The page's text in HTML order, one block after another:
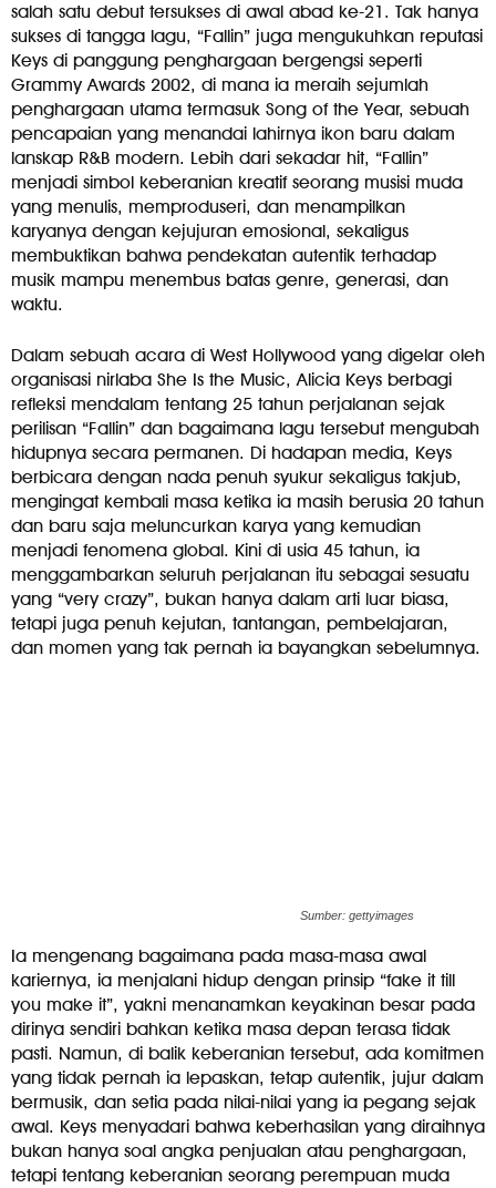
salah satu debut tersukses di awal abad ke-21. Tak hanya
sukses di tangga lagu, “Fallin” juga mengukuhkan reputasi
Keys di panggung penghargaan bergengsi seperti
Grammy Awards 2002, di mana ia meraih sejumlah
penghargaan utama termasuk Song of the Year, sebuah
pencapaian yang menandai lahirnya ikon baru dalam
lanskap R&B modern. Lebih dari sekadar hit, “Fallin”
menjadi simbol keberanian kreatif seorang musisi muda
yang menulis, memproduseri, dan menampilkan
karyanya dengan kejujuran emosional, sekaligus
membuktikan bahwa pendekatan autentik terhadap
musik mampu menembus batas genre, generasi, dan
waktu.
Dalam sebuah acara di West Hollywood yang digelar oleh
organisasi nirlaba She Is the Music, Alicia Keys berbagi
refleksi mendalam tentang 25 tahun perjalanan sejak
perilisan “Fallin” dan bagaimana lagu tersebut mengubah
hidupnya secara permanen. Di hadapan media, Keys
berbicara dengan nada penuh syukur sekaligus takjub,
mengingat kembali masa ketika ia masih berusia 20 tahun
dan baru saja meluncurkan karya yang kemudian
menjadi fenomena global. Kini di usia 45 tahun, ia
menggambarkan seluruh perjalanan itu sebagai sesuatu
yang “very crazy”, bukan hanya dalam arti luar biasa,
tetapi juga penuh kejutan, tantangan, pembelajaran,
dan momen yang tak pernah ia bayangkan sebelumnya.
Sumber: gettyimages
Ia mengenang bagaimana pada masa-masa awal
kariernya, ia menjalani hidup dengan prinsip “fake it till
you make it”, yakni menanamkan keyakinan besar pada
dirinya sendiri bahkan ketika masa depan terasa tidak
pasti. Namun, di balik keberanian tersebut, ada komitmen
yang tidak pernah ia lepaskan, tetap autentik, jujur dalam
bermusik, dan setia pada nilai-nilai yang ia pegang sejak
awal. Keys menyadari bahwa keberhasilan yang diraihnya
bukan hanya soal angka penjualan atau penghargaan,
tetapi tentang keberanian seorang perempuan muda